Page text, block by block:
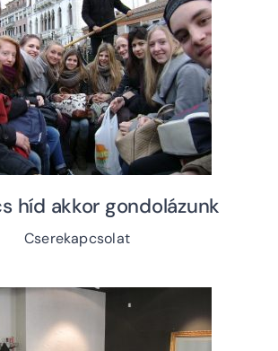
híd akkor gondolázunk
Cserekapcsolat